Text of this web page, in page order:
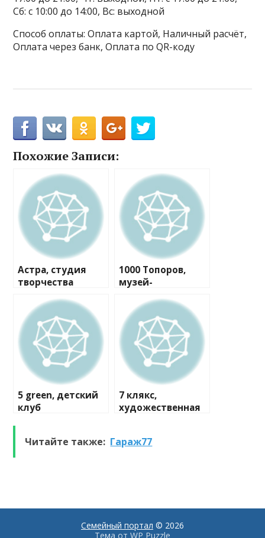
Сб: с 10:00 до 14:00, Вс: выходной
Способ оплаты: Оплата картой, Наличный расчёт,
Оплата через банк, Оплата по QR-коду
Похожие Записи:
Астра, студия
творчества
1000 Топоров,
музей-
5 green, детский
клуб
7 клякс,
художественная
Читайте также: Гараж77
Семейный портал © 2026
Тема от WP Puzzle